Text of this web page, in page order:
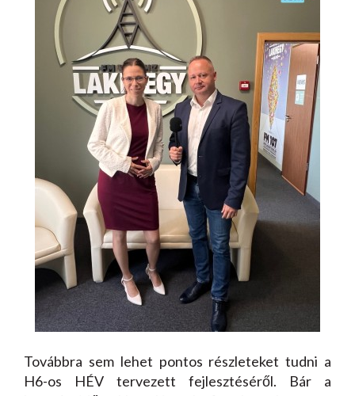
Továbbra sem lehet pontos részleteket tudni a
H6-os HÉV tervezett fejlesztéséről. Bár a